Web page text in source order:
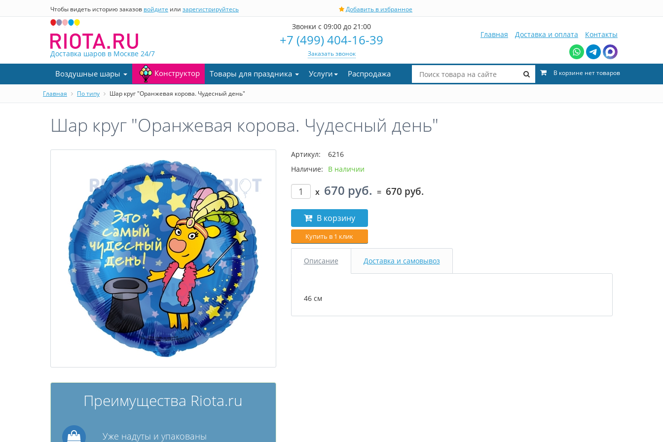
Чтобы видеть историю заказов войдите или зарегистрируйтесь Добавить в избранное
Доставка шаров в Москве 24/7
Звонки с 09:00 до 21:00
+7 (499) 404-16-39
Заказать звонок
Главная Доставка и оплата Контакты
В корзине нет товаров
Воздушные шары Конструктор Товары для праздника Услуги Распродажа
Главная По типу Шар круг "Оранжевая корова. Чудесный день"
Шар круг "Оранжевая корова. Чудесный день"
Преимущества Riota.ru
Уже надуты и упакованы
Артикул:
6216
Наличие:
В наличии
x 670 руб. = 670 руб.
В корзину
Купить в 1 клик
Описание Доставка и самовывоз
46 см